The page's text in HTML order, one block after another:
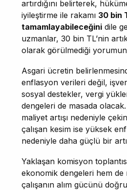
artırdığını belirterek,
iyileştirme ile rakamı 30 bin
tamamlayabileceğini dile
uzmanlar, 30 bin TL’nin
olarak görülmediği
Asgari ücretin
enflasyon verileri değil,
sosyal destekler, vergi
dengeleri de masada
maliyet artışı nedeniyle
çalışan kesim ise yüksek
nedeniyle daha güçlü bir
Yaklaşan komisyon
ekonomik dengeleri hem de
çalışanın alım gücünü